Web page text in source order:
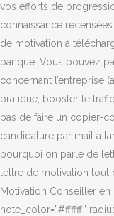
vos efforts de
connaissance
de motivation à
banque. Vous pouvez
concernant l’entreprise
pratique, booster le
pas de faire un copier-
candidature par mail a
pourquoi on parle de
lettre de motivation
Motivation Conseiller
note_color=”#ffffff”